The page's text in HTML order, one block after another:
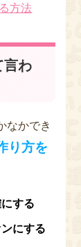
方法
言わ
なかでき
り方を
する
にする